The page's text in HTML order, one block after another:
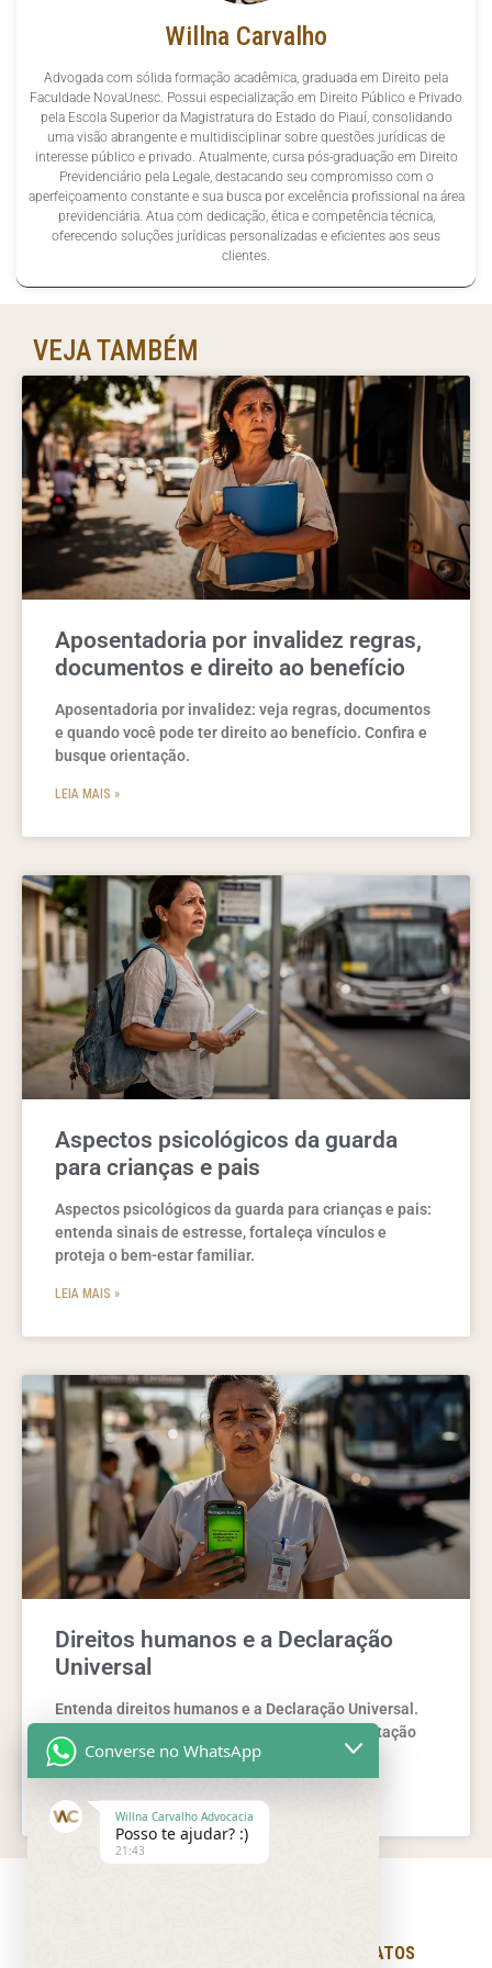
Willna Carvalho
Advogada com sólida formação acadêmica, graduada em Direito pela
Faculdade NovaUnesc. Possui especialização em Direito Público e Privado
pela Escola Superior da Magistratura do Estado do Piauí, consolidando
uma visão abrangente e multidisciplinar sobre questões jurídicas de
interesse público e privado. Atualmente, cursa pós-graduação em Direito
Previdenciário pela Legale, destacando seu compromisso com o
aperfeiçoamento constante e sua busca por excelência profissional na área
previdenciária. Atua com dedicação, ética e competência técnica,
oferecendo soluções jurídicas personalizadas e eficientes aos seus
clientes.
VEJA TAMBÉM
Aposentadoria por invalidez regras,
documentos e direito ao benefício
Aposentadoria por invalidez: veja regras, documentos
e quando você pode ter direito ao benefício. Confira e
busque orientação.
LEIA MAIS »
Aspectos psicológicos da guarda
para crianças e pais
Aspectos psicológicos da guarda para crianças e pais:
entenda sinais de estresse, fortaleça vínculos e
proteja o bem-estar familiar.
LEIA MAIS »
Direitos humanos e a Declaração
Universal
Entenda direitos humanos e a Declaração Universal.
Veja princípios, direitos e como agir com orientação
jurídica segura e prática.
NOSSOS CONTATOS
Converse no WhatsApp
Willna Carvalho Advocacia
Posso te ajudar? :)
21:43